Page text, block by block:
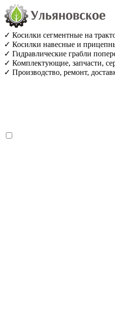
✓ Косилки сегментные на
✓ Косилки навесные и
✓ Гидравлические грабли
✓ Комплектующие, запчасти,
✓ Производство, ремонт,